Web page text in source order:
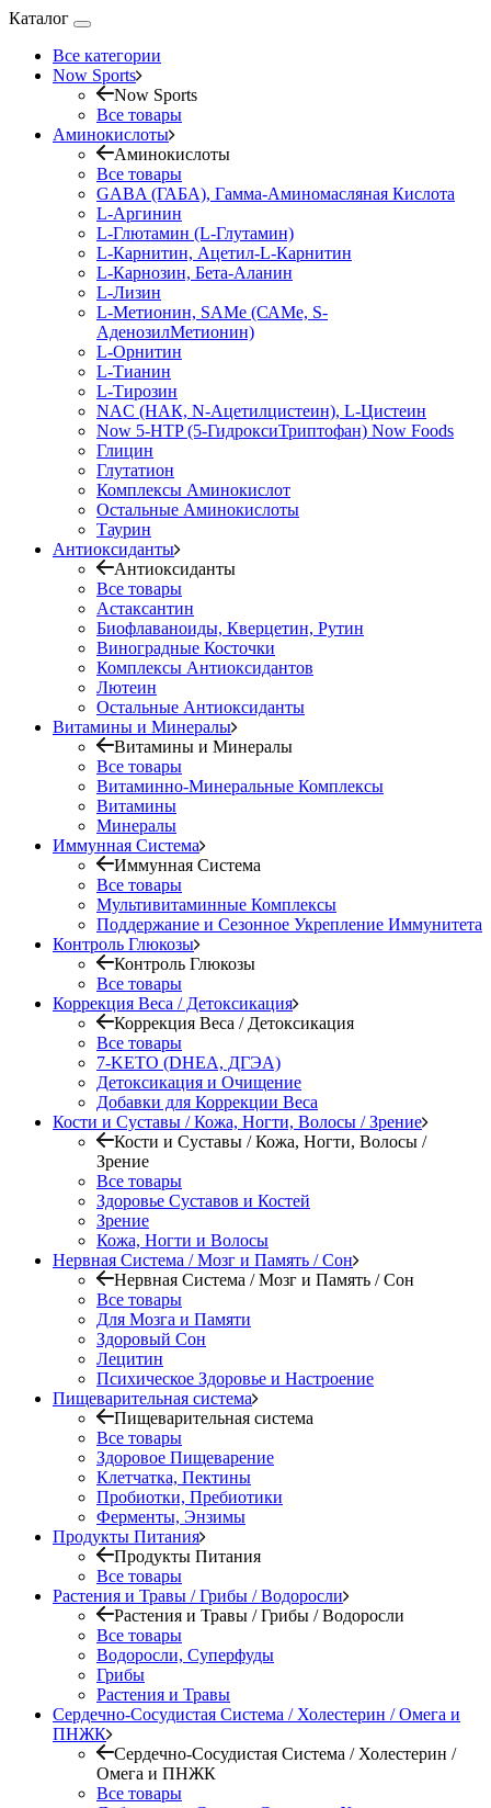
Каталог
Все категории
Now Sports
Now Sports
Все товары
Аминокислоты
Аминокислоты
Все товары
GABA (ГАБА), Гамма-Аминомасляная Кислота
L-Аргинин
L-Глютамин (L-Глутамин)
L-Карнитин, Ацетил-L-Карнитин
L-Карнозин, Бета-Аланин
L-Лизин
L-Метионин, SAMe (САМе, S-
АденозилМетионин)
L-Орнитин
L-Тианин
L-Тирозин
NAC (НАК, N-Ацетилцистеин), L-Цистеин
Now 5-HTP (5-ГидроксиТриптофан) Now Foods
Глицин
Глутатион
Комплексы Аминокислот
Остальные Аминокислоты
Таурин
Антиоксиданты
Антиоксиданты
Все товары
Астаксантин
Биофлаваноиды, Кверцетин, Рутин
Виноградные Косточки
Комплексы Антиоксидантов
Лютеин
Остальные Антиоксиданты
Витамины и Минералы
Витамины и Минералы
Все товары
Витаминно-Минеральные Комплексы
Витамины
Минералы
Иммунная Система
Иммунная Система
Все товары
Мультивитаминные Комплексы
Поддержание и Сезонное Укрепление Иммунитета
Контроль Глюкозы
Контроль Глюкозы
Все товары
Коррекция Веса / Детоксикация
Коррекция Веса / Детоксикация
Все товары
7-KETO (DHEA, ДГЭА)
Детоксикация и Очищение
Добавки для Коррекции Веса
Кости и Суставы / Кожа, Ногти, Волосы / Зрение
Кости и Суставы / Кожа, Ногти, Волосы /
Зрение
Все товары
Здоровье Суставов и Костей
Зрение
Кожа, Ногти и Волосы
Нервная Система / Мозг и Память / Сон
Нервная Система / Мозг и Память / Сон
Все товары
Для Мозга и Памяти
Здоровый Сон
Лецитин
Психическое Здоровье и Настроение
Пищеварительная система
Пищеварительная система
Все товары
Здоровое Пищеварение
Клетчатка, Пектины
Пробиотки, Пребиотики
Ферменты, Энзимы
Продукты Питания
Продукты Питания
Все товары
Растения и Травы / Грибы / Водоросли
Растения и Травы / Грибы / Водоросли
Все товары
Водоросли, Суперфуды
Грибы
Растения и Травы
Сердечно-Сосудистая Система / Холестерин / Омега и
ПНЖК
Сердечно-Сосудистая Система / Холестерин /
Омега и ПНЖК
Все товары